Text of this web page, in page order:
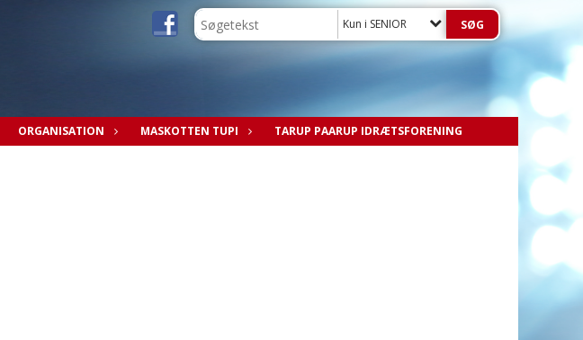
Kun i SENIOR
ORGANISATION MASKOTTEN TUPI TARUP PAARUP IDRÆTSFORENING